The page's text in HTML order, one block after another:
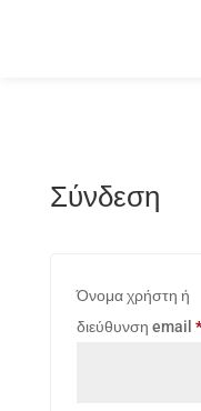
Σύνδεση
Όνομα χρήστη ή
διεύθυνση email *